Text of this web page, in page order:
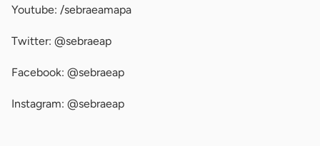
Youtube: /sebraeamapa
Twitter: @sebraeap
Facebook: @sebraeap
Instagram: @sebraeap